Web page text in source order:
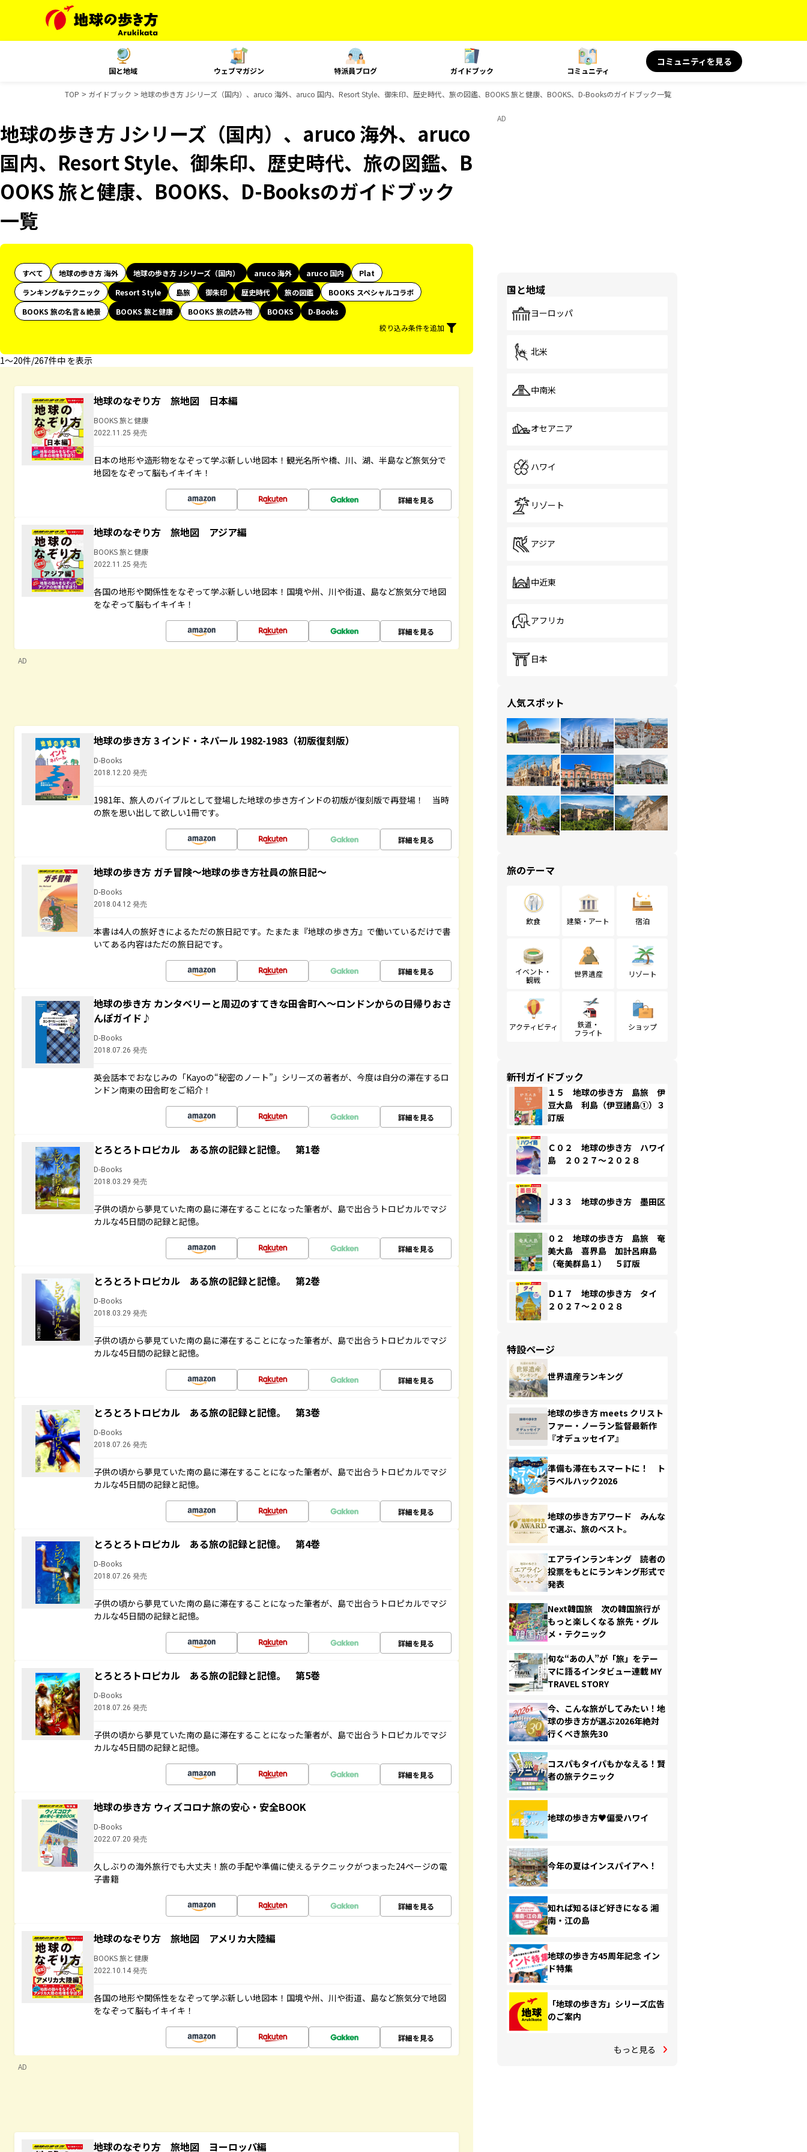
国と地域 ウェブマガジン 特派員ブログ ガイドブック コミュニティ
コミュニティを見る
TOP ガイドブック 地球の歩き方 Jシリーズ（国内）、aruco 海外、aruco 国内、Resort Style、御朱印、歴史時代、旅の図鑑、BOOKS 旅と健康、BOOKS、D-Booksのガイドブック一覧
地球の歩き方 Jシリーズ（国内）、aruco 海外、aruco
国内、Resort Style、御朱印、歴史時代、旅の図鑑、B
OOKS 旅と健康、BOOKS、D-Booksのガイドブック
一覧
すべて 地球の歩き方 海外 地球の歩き方 Jシリーズ（国内） aruco 海外 aruco 国内
Plat
ランキング&テクニック
Resort Style 島旅 御朱印 歴史時代 旅の図鑑
BOOKS スペシャルコラボ
BOOKS 旅の名言＆絶景
BOOKS 旅と健康 BOOKS 旅の読み物 BOOKS
D-Books
絞り込み条件を追加
1〜20件/267件中 を表示
地球のなぞり方 旅地図 日本編
BOOKS 旅と健康
2022.11.25 発売
日本の地形や造形物をなぞって学ぶ新しい地図本！観光名所や橋、川、湖、半島など旅気分で
地図をなぞって脳もイキイキ！
詳細を見る
地球のなぞり方 旅地図 アジア編
BOOKS 旅と健康
2022.11.25 発売
各国の地形や関係性をなぞって学ぶ新しい地図本！国境や州、川や街道、島など旅気分で地図
をなぞって脳もイキイキ！
詳細を見る
AD
地球の歩き方 3 インド・ネパール 1982-1983（初版復刻版）
D-Books
2018.12.20 発売
1981年、旅人のバイブルとして登場した地球の歩き方インドの初版が復刻版で再登場！ 当時
の旅を思い出して欲しい1冊です。
詳細を見る
地球の歩き方 ガチ冒険～地球の歩き方社員の旅日記～
D-Books
2018.04.12 発売
本書は4人の旅好きによるただの旅日記です。たまたま『地球の歩き方』で働いているだけで書
いてある内容はただの旅日記です。
詳細を見る
地球の歩き方 カンタベリーと周辺のすてきな田舎町へ～ロンドンからの日帰りおさ
んぽガイド♪
D-Books
2018.07.26 発売
英会話本でおなじみの「Kayoの“秘密のノート”」シリーズの著者が、今度は自分の滞在するロ
ンドン南東の田舎町をご紹介！
詳細を見る
とろとろトロピカル ある旅の記録と記憶。 第1巻
D-Books
2018.03.29 発売
子供の頃から夢見ていた南の島に滞在することになった筆者が、島で出合うトロピカルでマジ
カルな45日間の記録と記憶。
詳細を見る
とろとろトロピカル ある旅の記録と記憶。 第2巻
D-Books
2018.03.29 発売
子供の頃から夢見ていた南の島に滞在することになった筆者が、島で出合うトロピカルでマジ
カルな45日間の記録と記憶。
詳細を見る
とろとろトロピカル ある旅の記録と記憶。 第3巻
D-Books
2018.07.26 発売
子供の頃から夢見ていた南の島に滞在することになった筆者が、島で出合うトロピカルでマジ
カルな45日間の記録と記憶。
詳細を見る
とろとろトロピカル ある旅の記録と記憶。 第4巻
D-Books
2018.07.26 発売
子供の頃から夢見ていた南の島に滞在することになった筆者が、島で出合うトロピカルでマジ
カルな45日間の記録と記憶。
詳細を見る
とろとろトロピカル ある旅の記録と記憶。 第5巻
D-Books
2018.07.26 発売
子供の頃から夢見ていた南の島に滞在することになった筆者が、島で出合うトロピカルでマジ
カルな45日間の記録と記憶。
詳細を見る
地球の歩き方 ウィズコロナ旅の安心・安全BOOK
D-Books
2022.07.20 発売
久しぶりの海外旅行でも大丈夫！旅の手配や準備に使えるテクニックがつまった24ページの電
子書籍
詳細を見る
地球のなぞり方 旅地図 アメリカ大陸編
BOOKS 旅と健康
2022.10.14 発売
各国の地形や関係性をなぞって学ぶ新しい地図本！国境や州、川や街道、島など旅気分で地図
をなぞって脳もイキイキ！
詳細を見る
AD
地球のなぞり方 旅地図 ヨーロッパ編
AD
国と地域
ヨーロッパ
北米
中南米
オセアニア
ハワイ
リゾート
アジア
中近東
アフリカ
日本
人気スポット
旅のテーマ
飲食 建築・アート 宿泊
イベント・
観戦
世界遺産 リゾート
アクティビティ
鉄道・
フライト
ショップ
新刊ガイドブック
１５ 地球の歩き方 島旅 伊
豆大島 利島（伊豆諸島①）３
訂版
Ｃ０２ 地球の歩き方 ハワイ
島 ２０２７～２０２８
Ｊ３３ 地球の歩き方 墨田区
０２ 地球の歩き方 島旅 奄
美大島 喜界島 加計呂麻島
（奄美群島１） ５訂版
Ｄ１７ 地球の歩き方 タイ
２０２７～２０２８
特設ページ
世界遺産ランキング
地球の歩き方 meets クリスト
ファー・ノーラン監督最新作
『オデュッセイア』
準備も滞在もスマートに！ ト
ラベルハック2026
地球の歩き方アワード みんな
で選ぶ、旅のベスト。
エアラインランキング 読者の
投票をもとにランキング形式で
発表
Next韓国旅 次の韓国旅行が
もっと楽しくなる 旅先・グル
メ・テクニック
旬な“あの人”が「旅」をテー
マに語るインタビュー連載 MY
TRAVEL STORY
今、こんな旅がしてみたい！地
球の歩き方が選ぶ2026年絶対
行くべき旅先30
コスパもタイパもかなえる！賢
者の旅テクニック
地球の歩き方♥偏愛ハワイ
今年の夏はインスパイアへ！
知れば知るほど好きになる 湘
南・江の島
地球の歩き方45周年記念 イン
ド特集
「地球の歩き方」シリーズ広告
のご案内
もっと見る